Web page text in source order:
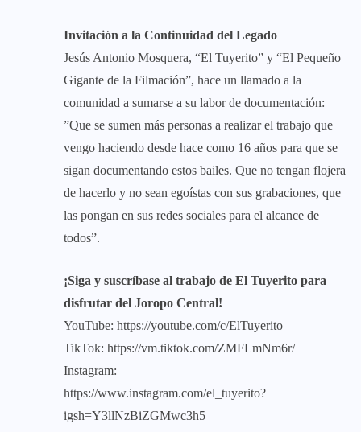
Invitación a la Continuidad del Legado
​Jesús Antonio Mosquera, “El Tuyerito” y “El Pequeño
Gigante de la Filmación”, hace un llamado a la
comunidad a sumarse a su labor de documentación:
​”Que se sumen más personas a realizar el trabajo que
vengo haciendo desde hace como 16 años para que se
sigan documentando estos bailes. Que no tengan flojera
de hacerlo y no sean egoístas con sus grabaciones, que
las pongan en sus redes sociales para el alcance de
todos”.
​¡Siga y suscríbase al trabajo de El Tuyerito para
disfrutar del Joropo Central!
​YouTube: https://youtube.com/c/ElTuyerito
​TikTok: https://vm.tiktok.com/ZMFLmNm6r/
​Instagram:
https://www.instagram.com/el_tuyerito?
igsh=Y3llNzBiZGMwc3h5